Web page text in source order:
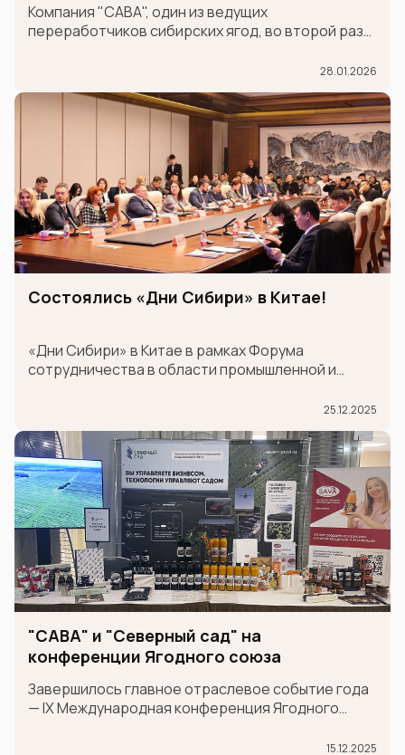
Компания "САВА", один из ведущих
переработчиков сибирских ягод, во второй раз
международной продовольственной выставке
GULFOOD в составе экспозиции MADE IN RUSSIA,
которая проходит в Дубае 26-30 января.
28.01.2026
Состоялись «Дни Сибири» в Китае!
«Дни Сибири» в Китае в рамках Форума
сотрудничества в области промышленной и
провинцией Шаньдун и странами Шанхайской
организации сотрудничества (ШОС).
25.12.2025
"САВА" и "Северный сад" на
конференции Ягодного союза
Завершилось главное отраслевое событие года
— IX Международная конференция Ягодного
15.12.2025